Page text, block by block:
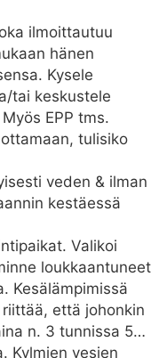
ilmoittautuu
hänen
Kysele
tai keskustele
EPP tms.
tulisiko
veden & ilman
kestäessä
Valikoi
loukkaantuneet
Kesälämpimissä
että johonkin
n. 3 tunnissa 5…
Kylmien vesien